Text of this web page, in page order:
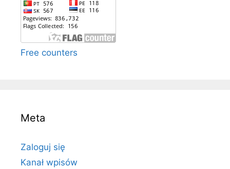
Free counters
Meta
Zaloguj się
Kanał wpisów